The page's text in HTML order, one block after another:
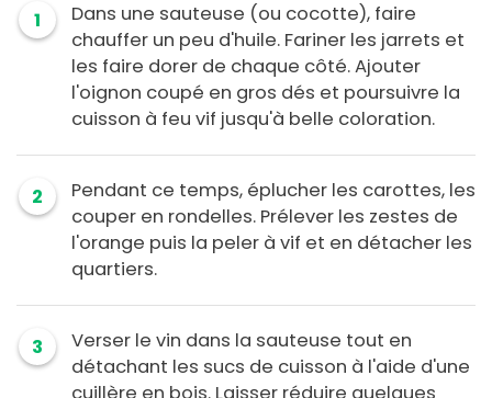
1
Dans une sauteuse (ou cocotte), faire
chauffer un peu d'huile. Fariner les jarrets et
les faire dorer de chaque côté. Ajouter
l'oignon coupé en gros dés et poursuivre la
cuisson à feu vif jusqu'à belle coloration.
2
Pendant ce temps, éplucher les carottes, les
couper en rondelles. Prélever les zestes de
l'orange puis la peler à vif et en détacher les
quartiers.
3
Verser le vin dans la sauteuse tout en
détachant les sucs de cuisson à l'aide d'une